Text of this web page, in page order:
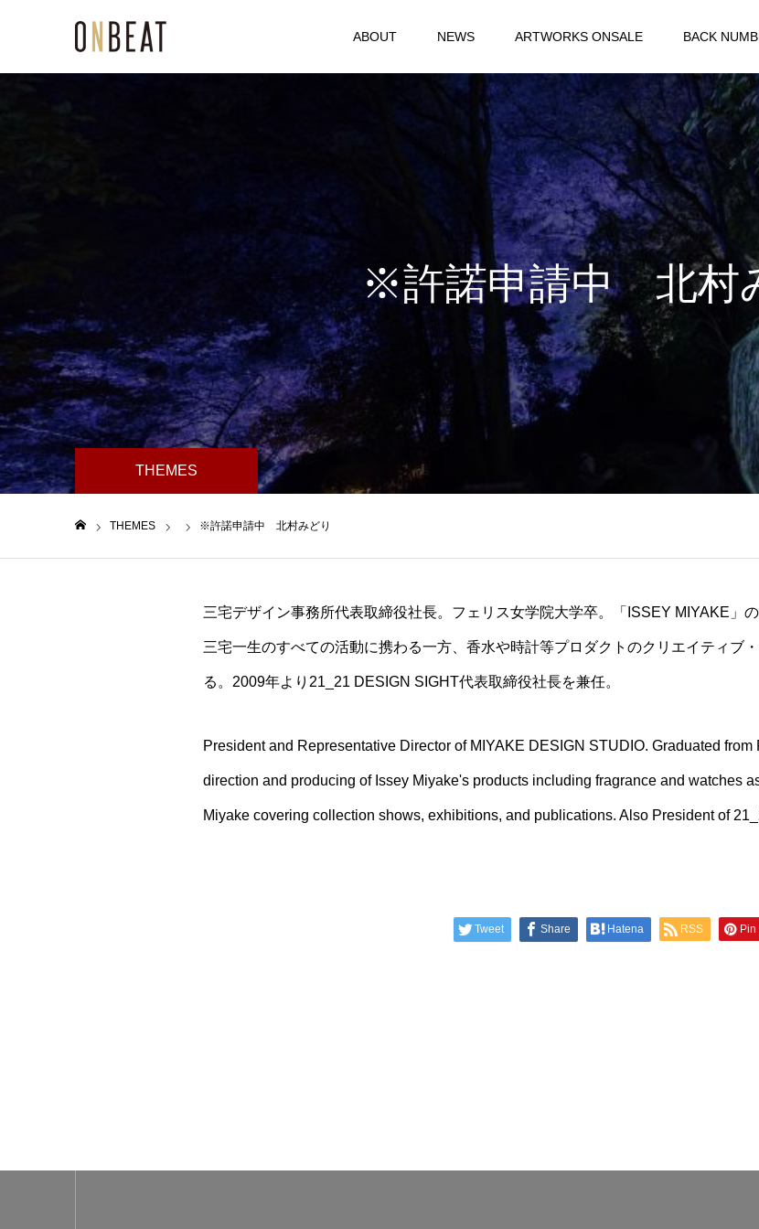
ABOUT NEWS ARTWORKS ONSALE BACK
※許諾申請中 北村
THEMES
THEMES ※許諾申請中 北村みどり
三宅デザイン事務所代表取締役社長。フェリス女学院大学卒。「ISSEY MIYAKE」
三宅一生のすべての活動に携わる一方、香水や時計等プロダクトのクリエイティブ
る。2009年より21_21 DESIGN SIGHT代表取締役社長を兼任。
President and Representative Director of MIYAKE DESIGN STUDIO. Graduated
direction and producing of Issey Miyake's products including fragrance and watches
Miyake covering collection shows, exhibitions, and publications. Also President of
Tweet Share Hatena RSS Pin